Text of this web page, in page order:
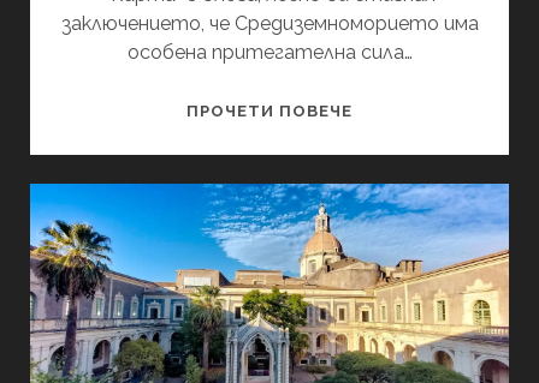
заключението, че Средиземноморието има
особена притегателна сила…
ПРОЧЕТИ ПОВЕЧЕ
ПОРТУГАЛИЯ